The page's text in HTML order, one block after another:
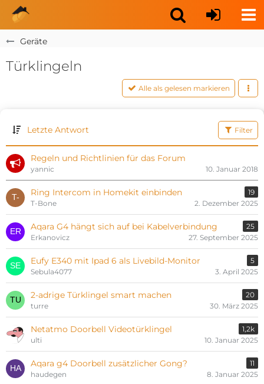
Geräte
Türklingeln
Alle als gelesen markieren
Letzte Antwort Filter
Regeln und Richtlinien für das Forum
yannic 10. Januar 2018
Ring Intercom in Homekit einbinden
19
T-Bone
2. Dezember 2025
Aqara G4 hängt sich auf bei Kabelverbindung
25
Erkanovicz
27. September 2025
Eufy E340 mit Ipad 6 als Livebild-Monitor
5
Sebula4077
3. April 2025
2-adrige Türklingel smart machen
20
turre
30. März 2025
Netatmo Doorbell Videotürklingel
1,2k
ulti
10. Januar 2025
Aqara g4 Doorbell zusätzlicher Gong?
11
haudegen
8. Januar 2025